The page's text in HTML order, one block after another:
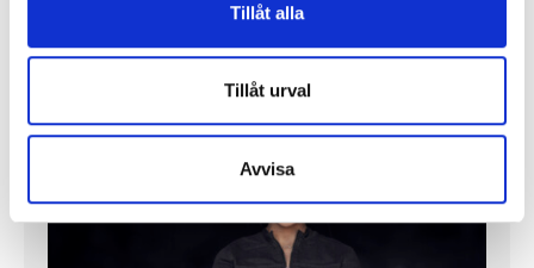
Tillåt alla
Tillåt urval
Avvisa